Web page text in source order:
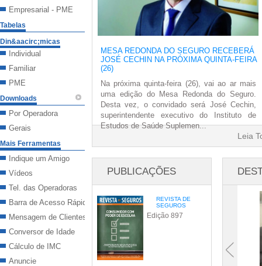
Empresarial - PME
Tabelas
Din&aacirc;micas
Individual
Familiar
PME
Downloads
Por Operadora
Gerais
Mais Ferramentas
Indique um Amigo
Vídeos
Tel. das Operadoras
Barra de Acesso Rápido
Mensagem de Clientes
Conversor de Idade
Cálculo de IMC
Anuncie
MESA REDONDA DO SEGURO RECEBERÁ
JOSÉ CECHIN NA PRÓXIMA QUINTA-FEIRA
(26)
Na próxima quinta-feira (26), vai ao ar mais
uma edição do Mesa Redonda do Seguro.
Desta vez, o convidado será José Cechin,
superintendente executivo do Instituto de
Estudos de Saúde Suplemen...
Leia
PUBLICAÇÕES
REVISTA DE
SEGUROS
Edição 897